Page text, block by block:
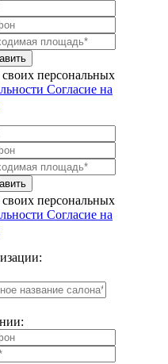
персональных
Согласие на
персональных
Согласие на